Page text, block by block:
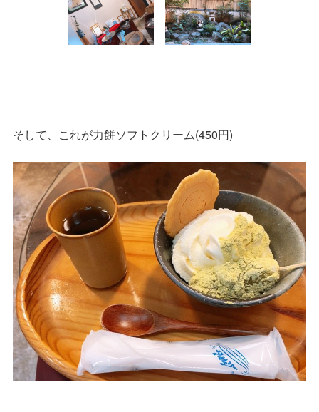
そして、これが力餅ソフトクリーム(450円)